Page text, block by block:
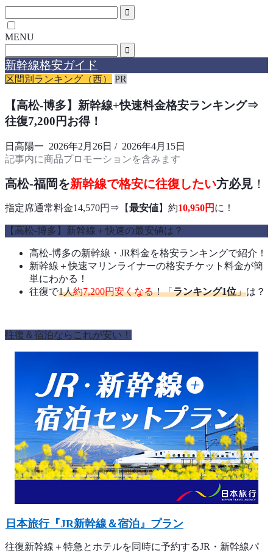
MENU
新幹線格安ガイド
区間別ランキング（西） PR
【高松-博多】新幹線+快速料金格安ランキング⇒
往復7,200円お得！
日高陽一 2026年2月26日 / 2026年4月15日
記事内に商品プロモーションを含みます
高松-福岡を新幹線で格安に往復したい方必見 ！
指定席通常料金14,570円⇒【最安値】約10,950円 に！
【高松-博多】新幹線＋快速の最安値は？
高松-博多の新幹線・JR料金を格安ランキングで紹介！
新幹線＋快速マリンライナーの格安チケット料金が簡
単にわかる！
往復で1人約7,200円安くなる！「ランキング1位」は？
往復＆宿泊ならこれが安い！
日本旅行『JR新幹線＆宿泊』プラン
往復新幹線＋特急とホテルを同時に予約するJR・新幹線パ